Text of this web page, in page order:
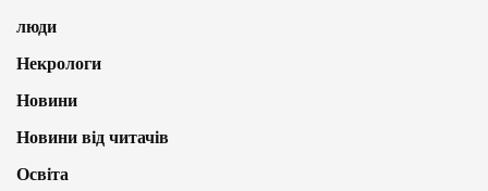
люди
Некрологи
Новини
Новини від читачів
Освіта